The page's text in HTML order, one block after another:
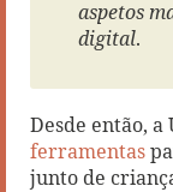
aspetos
digital.
Desde então,
ferramentas
junto de